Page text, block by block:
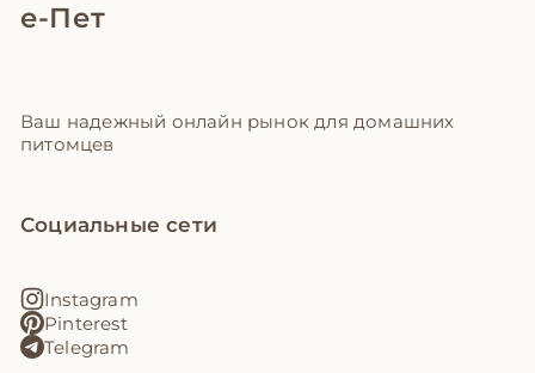
е-Пет
Ваш надежный онлайн рынок для домашних
питомцев
Социальные сети
Instagram
Pinterest
Telegram